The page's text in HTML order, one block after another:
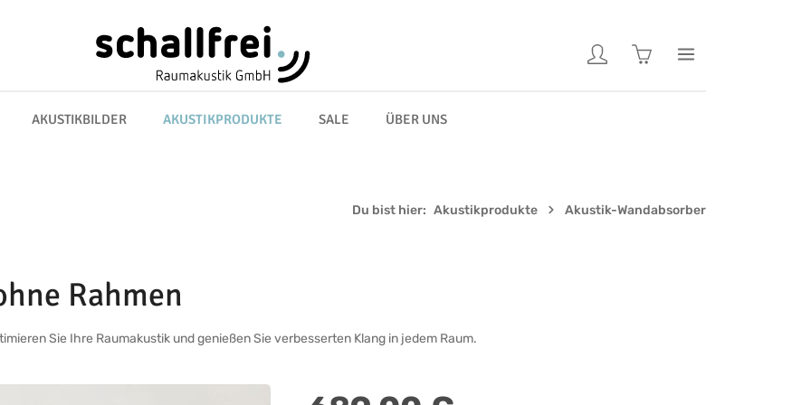
Warenkorb enthält 0
AKUSTIKBILDER AKUSTIKPRODUKTE SALE ÜBER UNS
Du bist hier: Akustikprodukte Akustik-Wandabsorber
Rahmen
Sie Ihre Raumakustik und genießen Sie verbesserten Klang in jedem Raum.
Regulärer Preis: